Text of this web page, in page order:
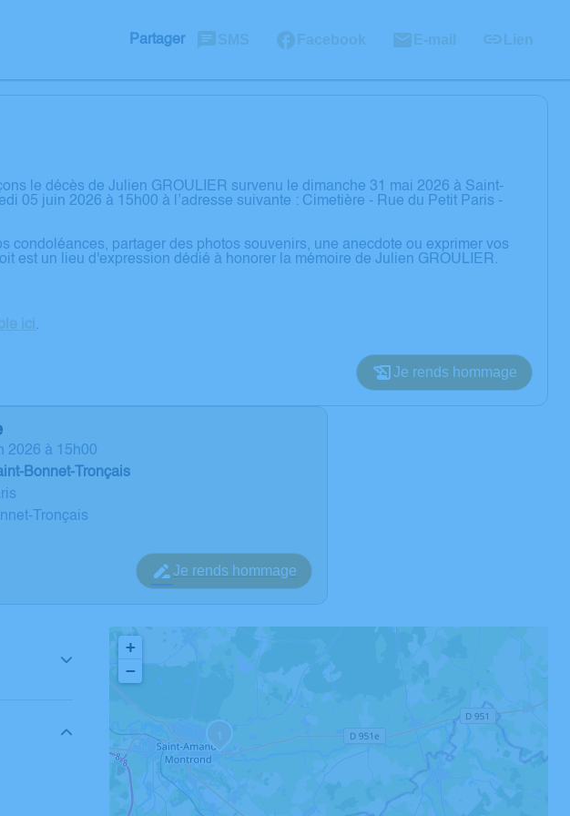
Partager SMS Facebook E-mail Lien
le décès de Julien GROULIER survenu le dimanche 31 mai 2026 à Saint-
05 juin 2026 à 15h00 à l’adresse suivante : Cimetière - Rue du Petit Paris -
condoléances, partager des photos souvenirs, une anecdote ou exprimer vos
est un lieu d'expression dédié à honorer la mémoire de Julien GROULIER.
ici .
Je rends hommage
2026 à 15h00
Bonnet-Tronçais
Tronçais
Je rends hommage
1
+
−